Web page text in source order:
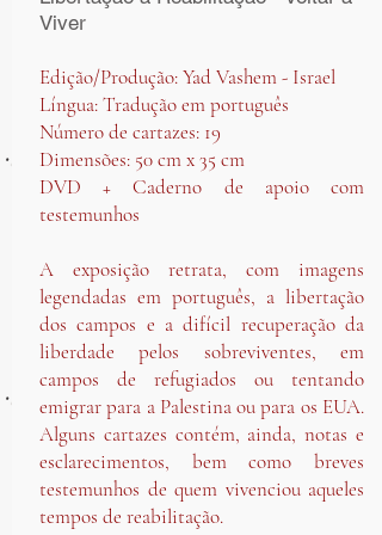
Viver
Edição/Produção: Yad Vashem - Israel
Língua: Tradução em português
Número de cartazes: 19
Dimensões: 50 cm x 35 cm
DVD + Caderno de apoio com
testemunhos
A exposição retrata, com imagens
legendadas em português, a libertação
dos campos e a difícil recuperação da
liberdade pelos sobreviventes, em
campos de refugiados ou tentando
emigrar para a Palestina ou para os EUA.
Alguns cartazes contém, ainda, notas e
esclarecimentos, bem como breves
testemunhos de quem vivenciou aqueles
tempos de reabilitação. ​